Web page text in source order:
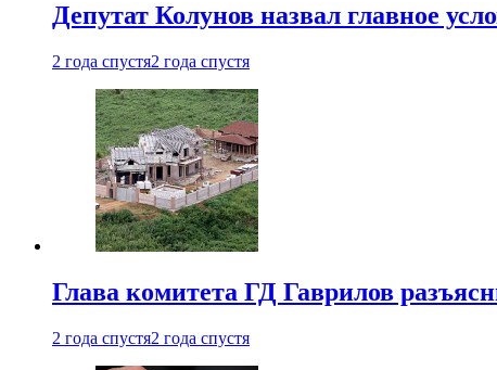
Депутат Колунов назвал главное
2 года спустя2 года спустя
Глава комитета ГД Гаврилов
2 года спустя2 года спустя